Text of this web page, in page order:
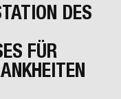
DES
FÜR